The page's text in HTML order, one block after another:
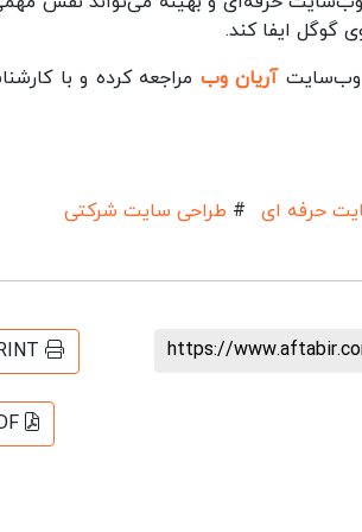
گوگل ایفا کند.
وب‌سایتآریان وب مراجعه کرده و با
حرفه ای # طراحی سایت شرکتی
https://